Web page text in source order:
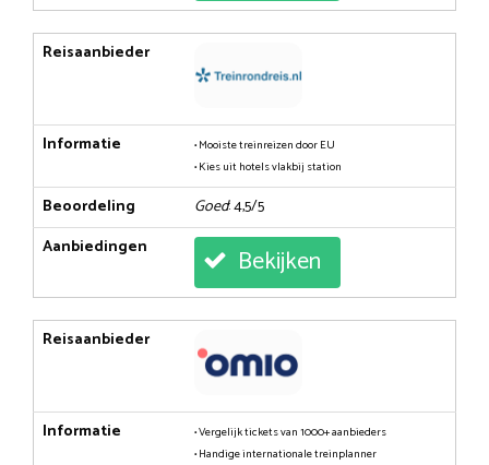
Reisaanbieder
Informatie
• Mooiste treinreizen door EU
• Kies uit hotels vlakbij station
Beoordeling Goed: 4,5/5
Aanbiedingen
Bekijken
Reisaanbieder
Informatie
• Vergelijk tickets van 1000+ aanbieders
• Handige internationale treinplanner